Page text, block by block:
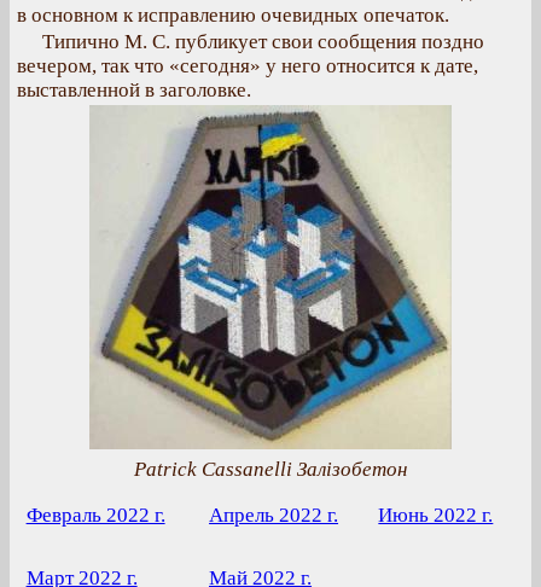
в основном к исправлению очевидных опечаток.
Типично М. С. публикует свои сообщения поздно
вечером, так что «сегодня» у него относится к дате,
выставленной в заголовке.
Patrick Cassanelli Залізобетон
Февраль 2022 г.
Март 2022 г.
Апрель 2022 г.
Май 2022 г.
Июнь 2022 г.